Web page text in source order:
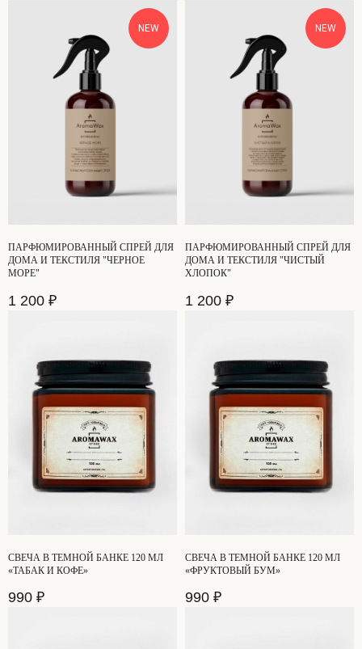
NEW
ПАРФЮМИРОВАННЫЙ СПРЕЙ ДЛЯ
ДОМА И ТЕКСТИЛЯ "ЧЕРНОЕ
МОРЕ"
1 200 ₽
NEW
ПАРФЮМИРОВАННЫЙ СПРЕЙ ДЛЯ
ДОМА И ТЕКСТИЛЯ "ЧИСТЫЙ
ХЛОПОК"
1 200 ₽
СВЕЧА В ТЕМНОЙ БАНКЕ 120 МЛ
«ТАБАК И КОФЕ»
990 ₽
СВЕЧА В ТЕМНОЙ БАНКЕ 120 МЛ
«ФРУКТОВЫЙ БУМ»
990 ₽